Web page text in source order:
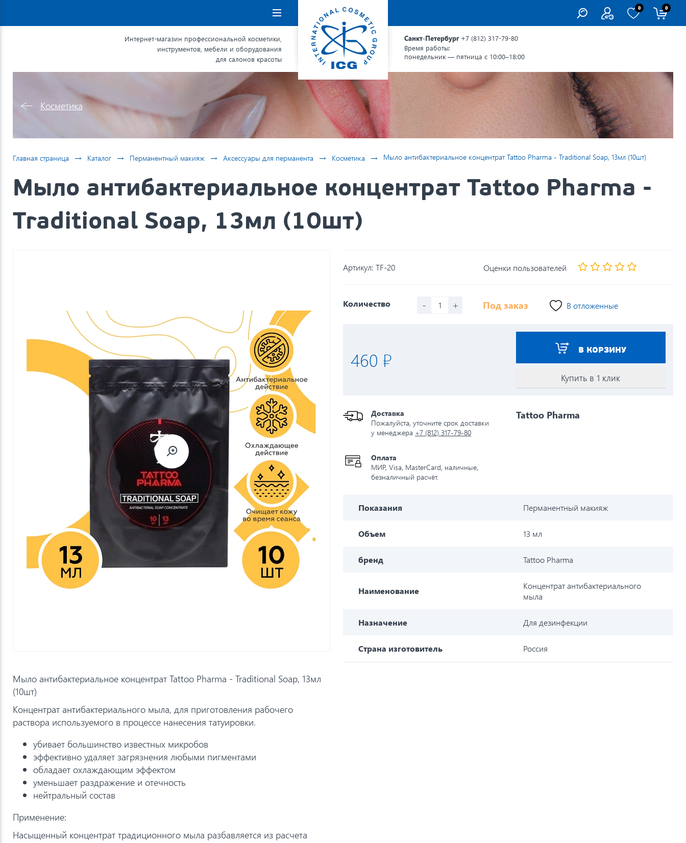
Навигация
0 0
Интернет-магазин профессиональной косметики,
инструментов, мебели и оборудования
для салонов красоты
Санкт-Петербург +7 (812) 317-79-80
Время работы:
понедельник — пятница с 10:00–18:00
Косметика
Главная страница → Каталог → Перманентный макияж → Аксессуары для перманента → Косметика → Мыло антибактериальное концентрат Tattoo Pharma - Traditional Soap, 13мл (10шт)
Мыло антибактериальное концентрат Tattoo Pharma -
Traditional Soap, 13мл (10шт)
Мыло антибактериальное концентрат Tattoo Pharma - Traditional Soap, 13мл
(10шт)
Концентрат антибактериального мыла, для приготовления рабочего
раствора используемого в процессе нанесения татуировки.
убивает большинство известных микробов
эффективно удаляет загрязнения любыми пигментами
обладает охлаждающим эффектом
уменьшает раздражение и отечность
нейтральный состав
Применение:
Насыщенный концентрат традиционного мыла разбавляется из расчета
Артикул: TF-20 Оценки пользователей
Количество - + Под заказ В отложенные
460 ₽ В КОРЗИНУ
Купить в 1 клик
Доставка
Пожалуйста, уточните срок доставки
у менеджера +7 (812) 317-79-80
Оплата
МИР, Visa, MasterCard, наличные,
безналичный расчёт.
Tattoo Pharma
Показания Перманентный макияж
Объем 13 мл
бренд Tattoo Pharma
Наименование
Концентрат антибактериального
мыла
Назначение Для дезинфекции
Страна изготовитель Россия